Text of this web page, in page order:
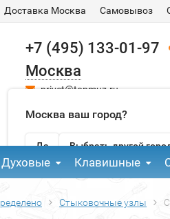
Доставка Москва Самовывоз
+7 (495) 133-01-97
Москва
Москва ваш город?
Да Выбрать другой
privet@topmuz.ru
Духовые Клавишные
Стыковочные узлы